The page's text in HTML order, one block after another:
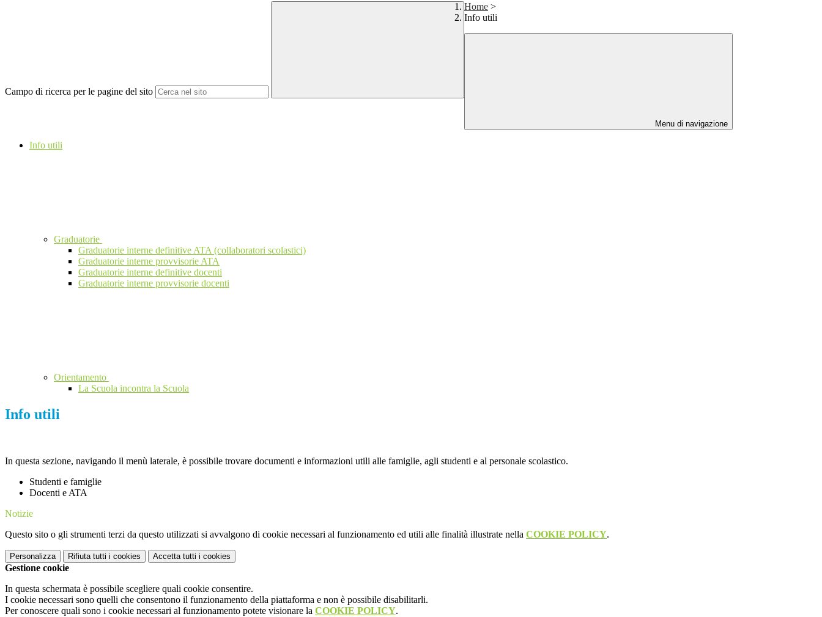
Campo di ricerca per le pagine del sito
Home >
Info utili
Menu di navigazione
Info utili
Graduatorie
Graduatorie interne definitive ATA (collaboratori scolastici)
Graduatorie interne provvisorie ATA
Graduatorie interne definitive docenti
Graduatorie interne provvisorie docenti
Orientamento
La Scuola incontra la Scuola
Info utili
In questa sezione, navigando il menù laterale, è possibile trovare documenti e informazioni utili alle famiglie, agli studenti e al personale scolastico.
Studenti e famiglie
Docenti e ATA
Notizie
Questo sito o gli strumenti terzi da questo utilizzati si avvalgono di cookie necessari al funzionamento ed utili alle finalità illustrate nella COOKIE POLICY.
Personalizza Rifiuta tutti i cookies Accetta tutti i cookies
Gestione cookie
In questa schermata è possibile scegliere quali cookie consentire.
I cookie necessari sono quelli che consentono il funzionamento della piattaforma e non è possibile disabilitarli.
Per conoscere quali sono i cookie necessari al funzionamento potete visionare la COOKIE POLICY.